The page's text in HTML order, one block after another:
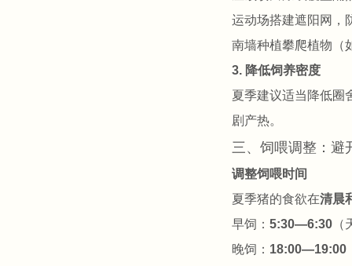
运动场搭建遮阳网，
南墙种植攀爬植物（
3. 降低饲养密度
夏季建议适当降低圈
剧产热。
三、饲喂调整：避
调整饲喂时间
夏季猪的食欲在清晨
早饲： 5:30—6:30
晚饲： 18:00—19:00